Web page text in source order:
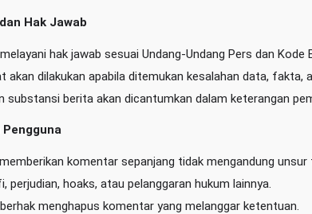
Hak Jawab
hak jawab sesuai Undang-Undang Pers dan Kode
akan dilakukan apabila ditemukan kesalahan data, fakta,
substansi berita akan dicantumkan dalam keterangan
komentar sepanjang tidak mengandung unsur
perjudian, hoaks, atau pelanggaran hukum lainnya.
menghapus komentar yang melanggar ketentuan.